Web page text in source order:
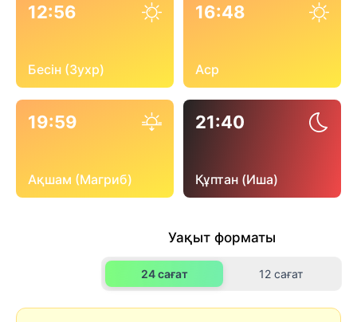
12:56
Бесін (Зухр)
16:48
Аср
19:59
Ақшам (Магриб)
21:40
Құптан (Иша)
Уақыт форматы
24 сағат 12 сағат